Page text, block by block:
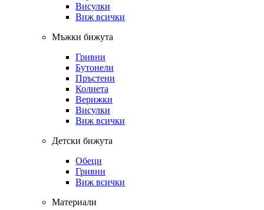
Висулки
Виж всички
Мъжки бижута
Гривни
Бутонели
Пръстени
Колиета
Верижки
Висулки
Виж всички
Детски бижута
Обеци
Гривни
Виж всички
Материали